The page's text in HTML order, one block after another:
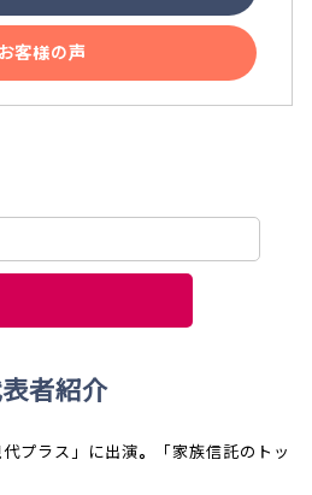
お客様の声
者紹介
プラス」に出演。「家族信託のトッ